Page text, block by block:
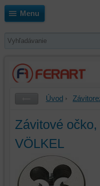
Menu
Úvod
Závitové
VÖLKEL